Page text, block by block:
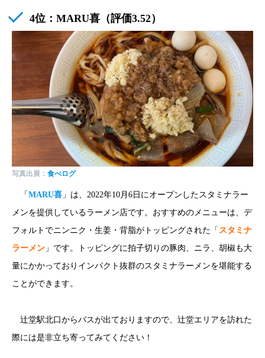
4位： MARU喜 （評価3.52）
写真出展： 食べログ
「 MARU喜 」は、2022年10月6日にオープンしたスタミナラー
メンを提供しているラーメン店です。おすすめのメニューは、デ
フォルトでニンニク・生姜・背脂がトッピングされた「 スタミナ
ラーメン 」です。トッピングに拍子切りの豚肉、ニラ、胡椒も大
量にかかっておりインパクト抜群のスタミナラーメンを堪能する
ことができます。
辻堂駅北口からバスが出ておりますので、辻堂エリアを訪れた
際には是非立ち寄ってみてください！